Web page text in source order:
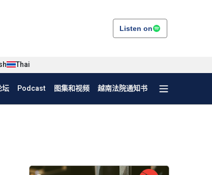
Listen on
Thai
坛 Podcast 图集和视频 越南法院通知书